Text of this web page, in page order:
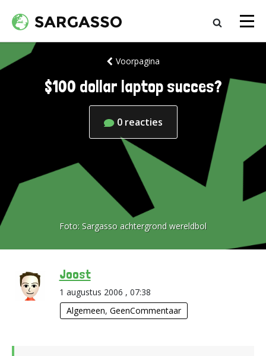
Voorpagina
$100 dollar laptop succes?
0 reacties
Foto: Sargasso achtergrond wereldbol
Joost
1 augustus 2006 , 07:38
Algemeen, GeenCommentaar